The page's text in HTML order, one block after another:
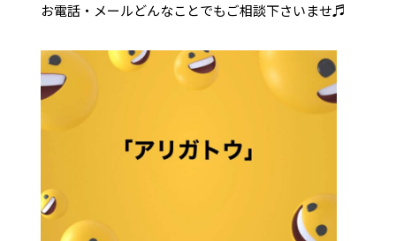
お電話・メールどんなことでもご相談下さいませ♬